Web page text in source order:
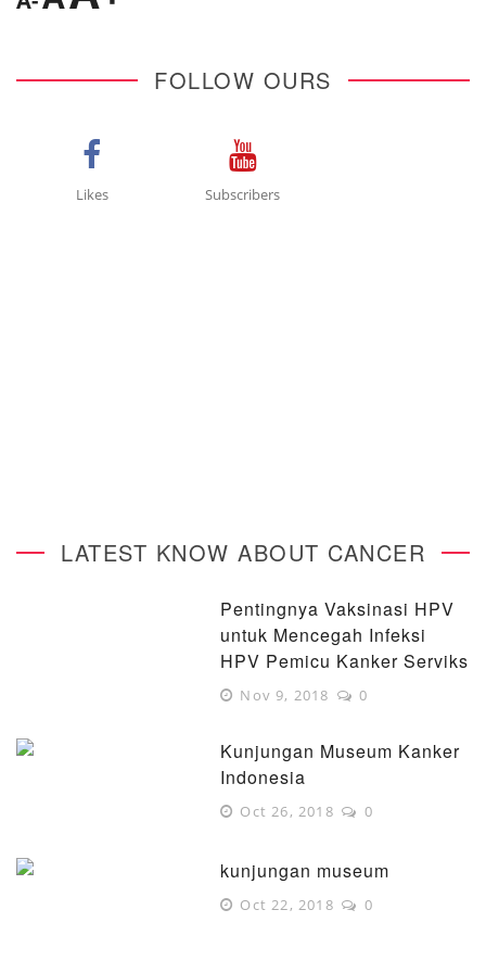
FOLLOW OURS
Likes Subscribers
LATEST KNOW ABOUT CANCER
Pentingnya Vaksinasi HPV
untuk Mencegah Infeksi
HPV Pemicu Kanker Serviks
Nov 9, 2018 0
Kunjungan Museum Kanker
Indonesia
Oct 26, 2018 0
kunjungan museum
Oct 22, 2018 0